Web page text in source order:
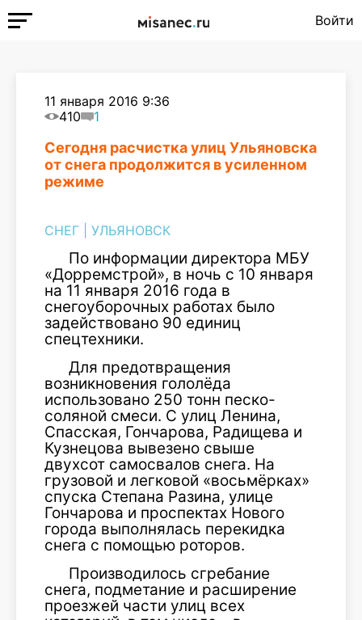
Войти
11 января 2016 9:36
410
1
Сегодня расчистка улиц Ульяновска
от снега продолжится в усиленном
режиме
СНЕГ УЛЬЯНОВСК
По информации директора МБУ
«Дорремстрой», в ночь с 10 января
на 11 января 2016 года в
снегоуборочных работах было
задействовано 90 единиц
спецтехники.
Для предотвращения
возникновения гололёда
использовано 250 тонн песко-
соляной смеси. С улиц Ленина,
Спасская, Гончарова, Радищева и
Кузнецова вывезено свыше
двухсот самосвалов снега. На
грузовой и легковой «восьмёрках»
спуска Степана Разина, улице
Гончарова и проспектах Нового
города выполнялась перекидка
снега с помощью роторов.
Производилось сгребание
снега, подметание и расширение
проезжей части улиц всех